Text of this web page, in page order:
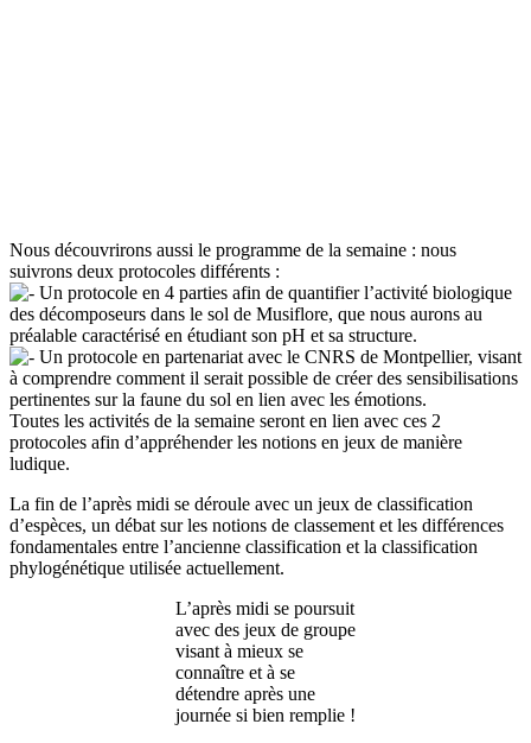
Nous découvrirons aussi le programme de la semaine : nous
suivrons deux protocoles différents :
Un protocole en 4 parties afin de quantifier l’activité biologique
des décomposeurs dans le sol de Musiflore, que nous aurons au
préalable caractérisé en étudiant son pH et sa structure.
Un protocole en partenariat avec le CNRS de Montpellier, visant
à comprendre comment il serait possible de créer des sensibilisations
pertinentes sur la faune du sol en lien avec les émotions.
Toutes les activités de la semaine seront en lien avec ces 2
protocoles afin d’appréhender les notions en jeux de manière
ludique.
La fin de l’après midi se déroule avec un jeux de classification
d’espèces, un débat sur les notions de classement et les différences
fondamentales entre l’ancienne classification et la classification
phylogénétique utilisée actuellement.
L’après midi se poursuit
avec des jeux de groupe
visant à mieux se
connaître et à se
détendre après une
journée si bien remplie !